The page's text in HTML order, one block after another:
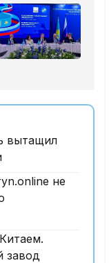
вытащил
не
Китаем.
завод